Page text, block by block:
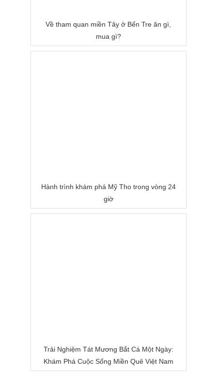
Về tham quan miền Tây ở Bến Tre ăn gì,
mua gì?
Hành trình khám phá Mỹ Tho trong vòng 24
giờ
Trải Nghiệm Tát Mương Bắt Cá Một Ngày:
Khám Phá Cuộc Sống Miền Quê Việt Nam